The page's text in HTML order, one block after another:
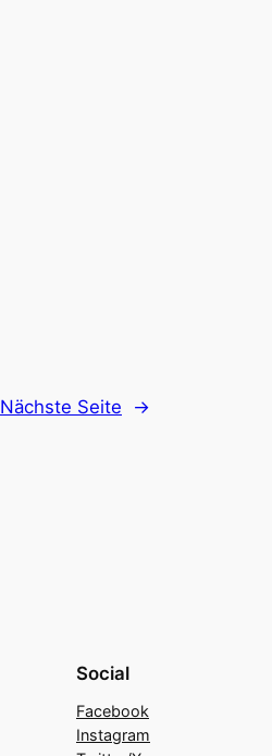
Nächste Seite →
Social
Facebook
Instagram